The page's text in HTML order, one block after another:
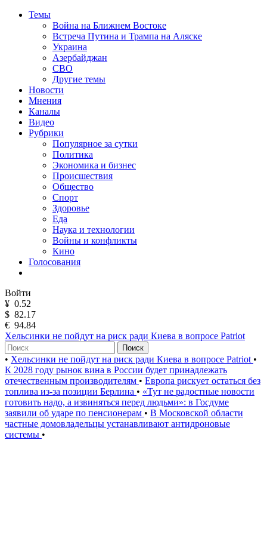
Темы
Война на Ближнем Востоке
Встреча Путина и Трампа на Аляске
Украина
Азербайджан
СВО
Другие темы
Новости
Мнения
Каналы
Видео
Рубрики
Популярное за сутки
Политика
Экономика и бизнес
Происшествия
Общество
Спорт
Здоровье
Еда
Наука и технологии
Войны и конфликты
Кино
Голосования
Войти
¥ 0.52
$ 82.17
€ 94.84
Хельсинки не пойдут на риск ради Киева в вопросе Patriot
Поиск
• Хельсинки не пойдут на риск ради Киева в вопросе Patriot •
К 2028 году рынок вина в России будет принадлежать
отечественным производителям • Европа рискует остаться без
топлива из-за позиции Берлина • «Тут не радостные новости
готовить надо, а извиняться перед людьми»: в Госдуме
заявили об ударе по пенсионерам • В Московской области
частные домовладельцы устанавливают антидроновые
системы •